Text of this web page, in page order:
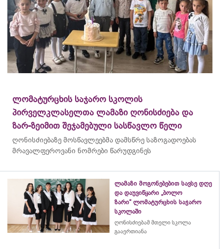
ლომატურცხის საჯარო სკოლის
პირველკლასელთა ლამაზი ღონისძიება და
ზარ-ზეიმით შეჯამებული სასწავლო წელი
ღონისძიებაზე მოსწავლეებმა დამსწრე საზოგადოებას
მრავალფეროვანი ნომრები წარუდგინეს
ლამაზი მოგონებებით სავსე დღე
და დაუვიწყარი „ბოლო
ზარი“ ლომატურცხის საჯარო
სკოლაში
ღონისძიებამ მთელი სკოლა
გააერთიანა